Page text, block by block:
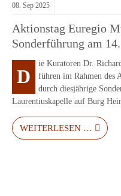
08. Sep 2025
Aktionstag Euregio
Sonderführung am
D
ie Kuratoren Dr.
führen im Rahmen des
durch diesjährige
Laurentiuskapelle auf Burg
WEITERLESEN …